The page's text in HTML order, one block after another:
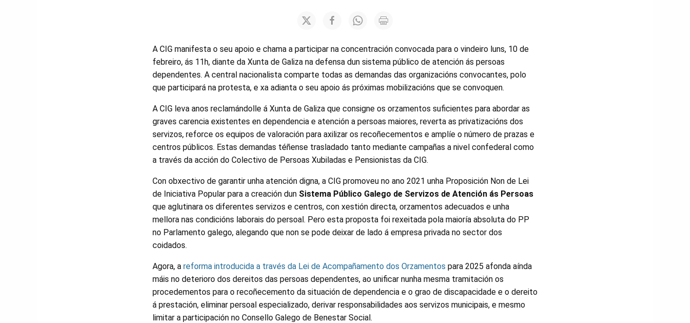
A CIG manifesta o seu apoio e chama a participar na concentración convocada para o vindeiro luns, 10 de
febreiro, ás 11h, diante da Xunta de Galiza na defensa dun sistema público de atención ás persoas
dependentes. A central nacionalista comparte todas as demandas das organizacións convocantes, polo
que participará na protesta, e xa adianta o seu apoio ás próximas mobilizacións que se convoquen.
A CIG leva anos reclamándolle á Xunta de Galiza que consigne os orzamentos suficientes para abordar as
graves carencia existentes en dependencia e atención a persoas maiores, reverta as privatizacións dos
servizos, reforce os equipos de valoración para axilizar os recoñecementos e amplíe o número de prazas e
centros públicos. Estas demandas téñense trasladado tanto mediante campañas a nivel confederal como
a través da acción do Colectivo de Persoas Xubiladas e Pensionistas da CIG.
Con obxectivo de garantir unha atención digna, a CIG promoveu no ano 2021 unha Proposición Non de Lei
de Iniciativa Popular para a creación dun Sistema Público Galego de Servizos de Atención ás Persoas
que aglutinara os diferentes servizos e centros, con xestión directa, orzamentos adecuados e unha
mellora nas condicións laborais do persoal. Pero esta proposta foi rexeitada pola maioría absoluta do PP
no Parlamento galego, alegando que non se pode deixar de lado á empresa privada no sector dos
coidados.
Agora, a reforma introducida a través da Lei de Acompañamento dos Orzamentos para 2025 afonda aínda
máis no deterioro dos dereitos das persoas dependentes, ao unificar nunha mesma tramitación os
procedementos para o recoñecemento da situación de dependencia e o grao de discapacidade e o dereito
á prestación, eliminar persoal especializado, derivar responsabilidades aos servizos municipais, e mesmo
limitar a participación no Consello Galego de Benestar Social.